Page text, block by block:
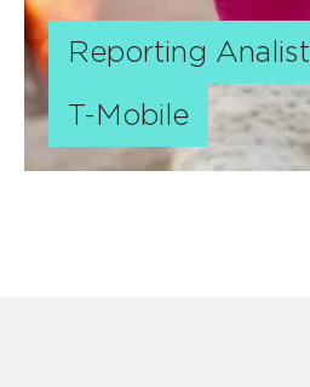
Reporting Analist
T-Mobile